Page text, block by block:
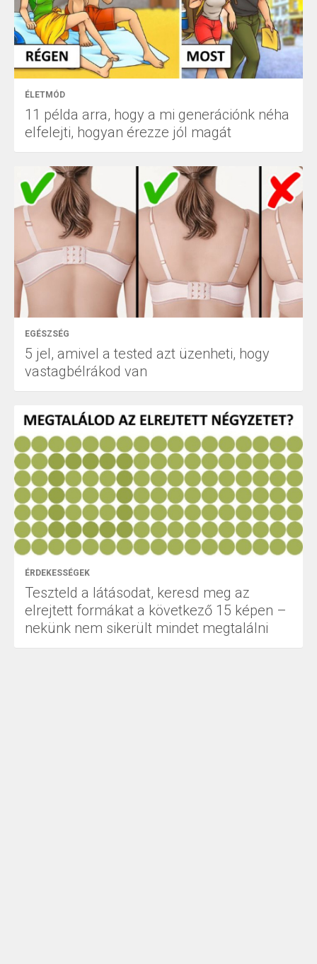
ÉLETMÓD
11 példa arra, hogy a mi generációnk néha
elfelejti, hogyan érezze jól magát
EGÉSZSÉG
5 jel, amivel a tested azt üzenheti, hogy
vastagbélrákod van
ÉRDEKESSÉGEK
Teszteld a látásodat, keresd meg az
elrejtett formákat a következő 15 képen –
nekünk nem sikerült mindet megtalálni